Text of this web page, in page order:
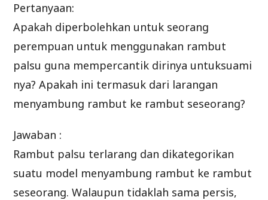
Pertanyaan:
Apakah diperbolehkan untuk seorang
perempuan untuk menggunakan rambut
palsu guna mempercantik dirinya untuksuami
nya? Apakah ini termasuk dari larangan
menyambung rambut ke rambut seseorang?
Jawaban :
Rambut palsu terlarang dan dikategorikan
suatu model menyambung rambut ke rambut
seseorang. Walaupun tidaklah sama persis,